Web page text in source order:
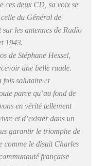
ces deux CD, sa voix se
du Général de
les antennes de Radio
1943.
de Stéphane Hessel,
une belle ruade.
fois salutaire et
parce qu’au fond de
en vérité tellement
et d’exister dans un
garantir le triomphe de
comme le disait Charles
française